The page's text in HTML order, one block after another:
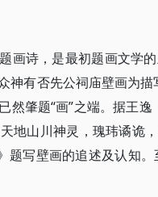
画诗，是最初题画文学
神有否先公祠庙壁画为
然肇题“画”之端。据王
地山川神灵，瑰玮谲诡
写壁画的追述及认知。